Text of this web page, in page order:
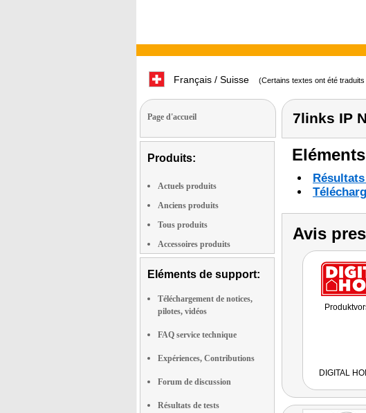
Français / Suisse (Certains textes ont été traduits
Page d'accueil
Produits:
Actuels produits
Anciens produits
Tous produits
Accessoires produits
Eléments de support:
Téléchargement de notices,
pilotes, vidéos
FAQ service technique
Expériences, Contributions
Forum de discussion
Résultats de tests
7links IP
Avis
DIGITAL